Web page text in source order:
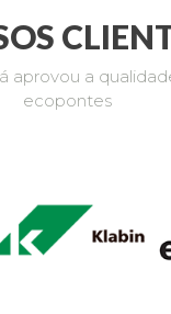
aprovou a
ecopontes